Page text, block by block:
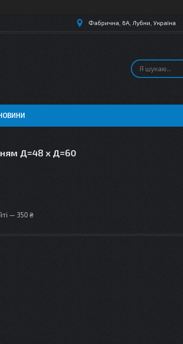
Фабрична, 6А, Лубни, Україна
Д=48 х Д=60
— 350 ₴